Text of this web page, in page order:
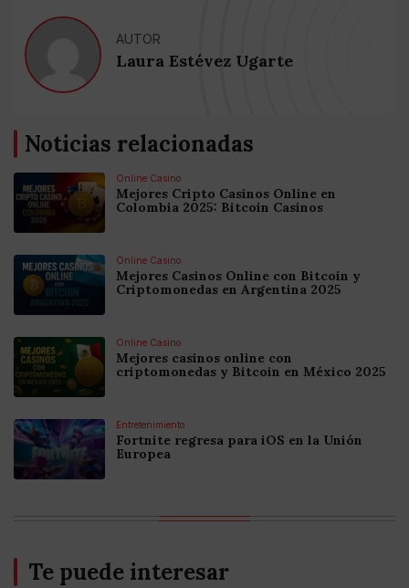
AUTOR
Laura Estévez Ugarte
Noticias relacionadas
Online Casino
Mejores Cripto Casinos Online en
Colombia 2025: Bitcoin Casinos
Online Casino
Mejores Casinos Online con Bitcoin y
Criptomonedas en Argentina 2025
Online Casino
Mejores casinos online con
criptomonedas y Bitcoin en México 2025
Entretenimiento
Fortnite regresa para iOS en la Unión
Europea
Te puede interesar